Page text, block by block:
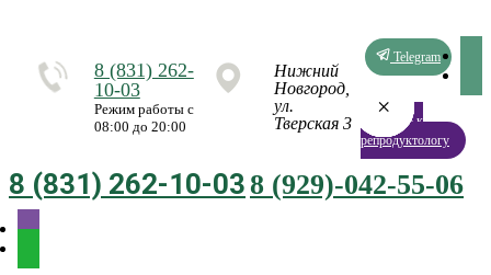
8 (831) 262-
10-03
Режим работы с
08:00 до 20:00
Нижний
Новгород,
ул.
Тверская 3
Telegram
Запись к
репродуктологу
8 (831) 262-10-038 (929)-042-55-06
×
×
×
×
×
×
×
×